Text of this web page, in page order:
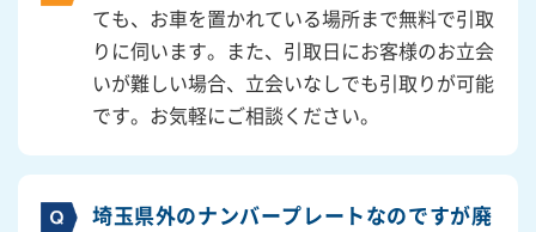
ても、お車を置かれている場所まで無料で引取
りに伺います。また、引取日にお客様のお立会
いが難しい場合、立会いなしでも引取りが可能
です。お気軽にご相談ください。
埼玉県外のナンバープレートなのですが廃